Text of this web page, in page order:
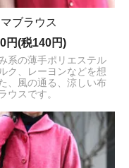
ブラウス
円(税140円)
系の薄手ポリエステル
ク、レーヨンなどを想
、風の通る、涼しい布
ウスです。